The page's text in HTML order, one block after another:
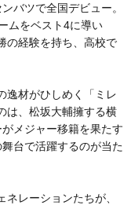
バツで全国デビュー。
ムをベスト4に導い
の経験を持ち、高校で
逸材がひしめく「ミレ
は、松坂大輔擁する横
メジャー移籍を果たす
台で活躍するのが当た
ネレーションたちが、